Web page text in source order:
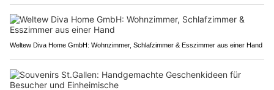
Weltew Diva Home GmbH: Wohnzimmer, Schlafzimmer & Esszimmer aus einer Hand